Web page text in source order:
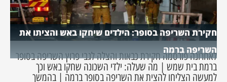
חקירת השריפה בסופר: הילדים שיחקו באש והציתו את
השריפה ברמה
לאחרונה פורסמה חקירת כבאות והצלה לגבי פרוץ השריפה בסופר
ברמת בית שמש | מה שעלה: ילדי השכונה שחקו באש וכך
למעשה הצליחו להצית את השריפה בסופר ברמה | בהמשך